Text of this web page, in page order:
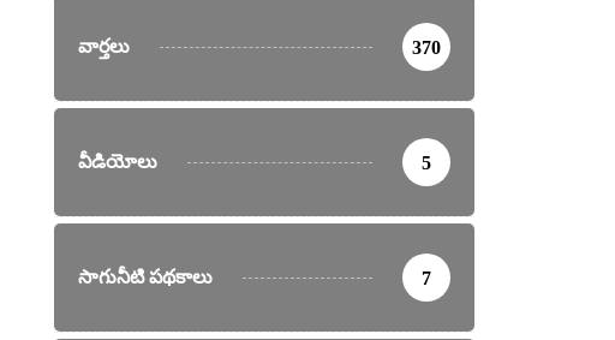
వార్తలు 370
వీడియోలు 5
సాగునీటి పథకాలు 7